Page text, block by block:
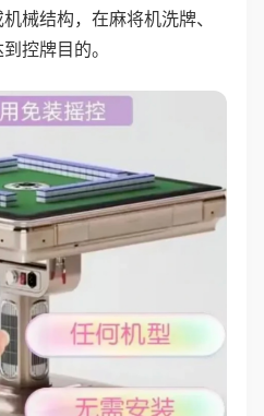
械结构，在麻将机洗牌、
控牌目的。